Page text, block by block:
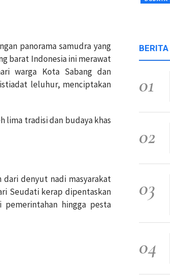
panorama samudra yang
barat Indonesia ini merawat
warga Kota Sabang dan
leluhur, menciptakan
lima tradisi dan budaya khas
denyut nadi masyarakat
Seudati kerap dipentaskan
hingga pesta
BERITA
01
02
03
04